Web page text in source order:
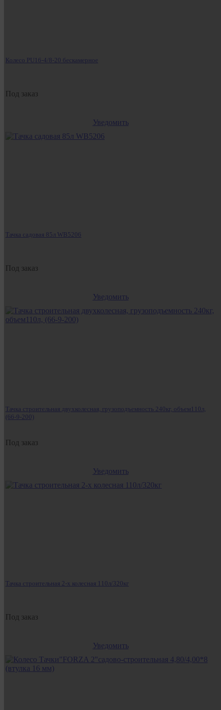
Колесо PU16-4/8-20 бескамерное
Под заказ
Уведомить
Тачка садовая 85л WB5206
Под заказ
Уведомить
Тачка строительная двухколесная, грузоподъемность 240кг, объем110л,
(66-9-200)
Под заказ
Уведомить
Тачка строительная 2-х колесная 110л/320кг
Под заказ
Уведомить